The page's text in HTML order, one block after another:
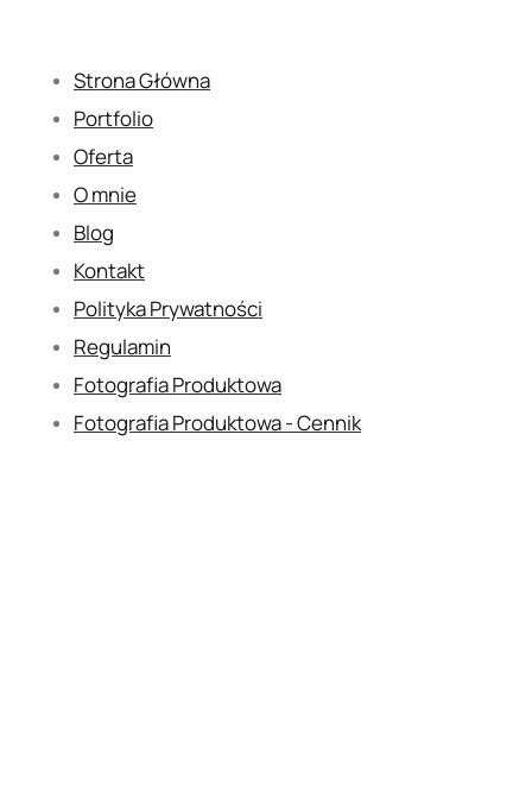
Strona Główna
Portfolio
Oferta
O mnie
Blog
Kontakt
Polityka Prywatności
Regulamin
Fotografia Produktowa
Fotografia Produktowa - Cennik